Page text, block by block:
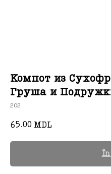
Компот из
Груша и
202
65.00 MDL
În